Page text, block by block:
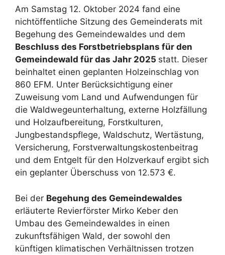
Am Samstag 12. Oktober 2024 fand eine
nichtöffentliche Sitzung des Gemeinderats mit
Begehung des Gemeindewaldes und dem
Beschluss des Forstbetriebsplans für den
Gemeindewald für das Jahr 2025 statt. Dieser
beinhaltet einen geplanten Holzeinschlag von
860 EFM. Unter Berücksichtigung einer
Zuweisung vom Land und Aufwendungen für
die Waldwegeunterhaltung, externe Holzfällung
und Holzaufbereitung, Forstkulturen,
Jungbestandspflege, Waldschutz, Wertästung,
Versicherung, Forstverwaltungskostenbeitrag
und dem Entgelt für den Holzverkauf ergibt sich
ein geplanter Überschuss von 12.573 €.
Bei der Begehung des Gemeindewaldes
erläuterte Revierförster Mirko Keber den
Umbau des Gemeindewaldes in einen
zukunftsfähigen Wald, der sowohl den
künftigen klimatischen Verhältnissen trotzen